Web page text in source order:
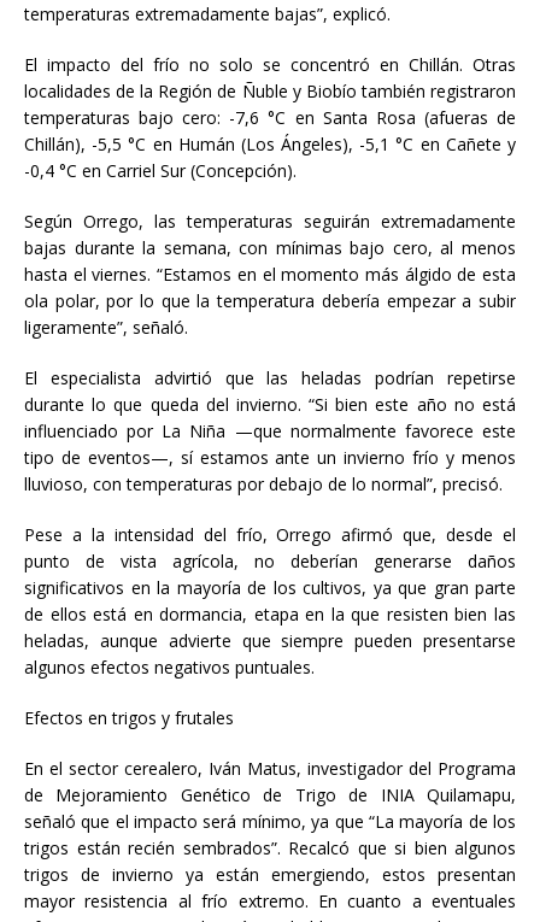
temperaturas extremadamente bajas”, explicó.
El impacto del frío no solo se concentró en Chillán. Otras
localidades de la Región de Ñuble y Biobío también registraron
temperaturas bajo cero: -7,6 °C en Santa Rosa (afueras de
Chillán), -5,5 °C en Humán (Los Ángeles), -5,1 °C en Cañete y
-0,4 °C en Carriel Sur (Concepción).
Según Orrego, las temperaturas seguirán extremadamente
bajas durante la semana, con mínimas bajo cero, al menos
hasta el viernes. “Estamos en el momento más álgido de esta
ola polar, por lo que la temperatura debería empezar a subir
ligeramente”, señaló.
El especialista advirtió que las heladas podrían repetirse
durante lo que queda del invierno. “Si bien este año no está
influenciado por La Niña —que normalmente favorece este
tipo de eventos—, sí estamos ante un invierno frío y menos
lluvioso, con temperaturas por debajo de lo normal”, precisó.
Pese a la intensidad del frío, Orrego afirmó que, desde el
punto de vista agrícola, no deberían generarse daños
significativos en la mayoría de los cultivos, ya que gran parte
de ellos está en dormancia, etapa en la que resisten bien las
heladas, aunque advierte que siempre pueden presentarse
algunos efectos negativos puntuales.
Efectos en trigos y frutales
En el sector cerealero, Iván Matus, investigador del Programa
de Mejoramiento Genético de Trigo de INIA Quilamapu,
señaló que el impacto será mínimo, ya que “La mayoría de los
trigos están recién sembrados”. Recalcó que si bien algunos
trigos de invierno ya están emergiendo, estos presentan
mayor resistencia al frío extremo. En cuanto a eventuales